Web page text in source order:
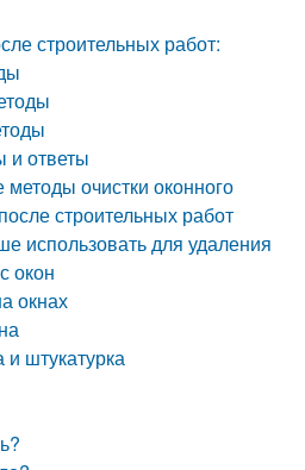
строительных работ:
и ответы
очистки оконного
строительных работ
использовать для удаления
окон
окнах
штукатурка